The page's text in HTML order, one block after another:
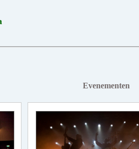
Evenementen